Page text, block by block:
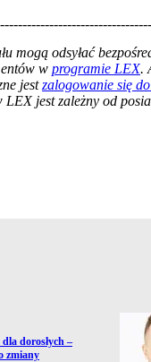
mogą odsyłać
w programie LEX.
jestzalogowanie się
LEX jest zależny od
dorosłych –
zmiany